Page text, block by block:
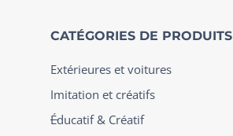
CATÉGORIES DE PRODUITS
Extérieures et voitures
Imitation et créatifs
Éducatif & Créatif